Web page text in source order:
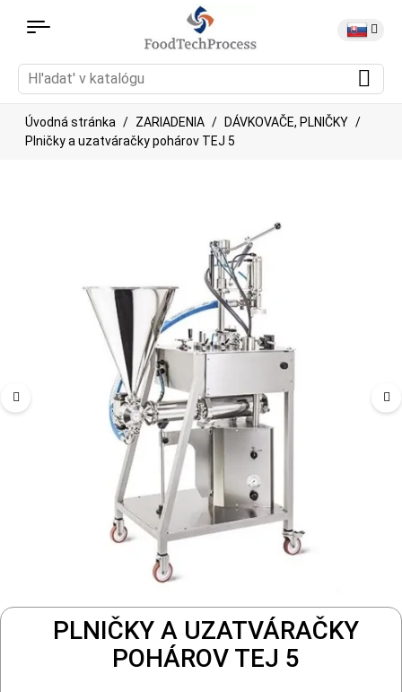
Úvodná stránka ZARIADENIA
DÁVKOVAČE, PLNIČKY
Plničky a uzatváračky pohárov TEJ 5
PLNIČKY A UZATVÁRAČKY
POHÁROV TEJ 5